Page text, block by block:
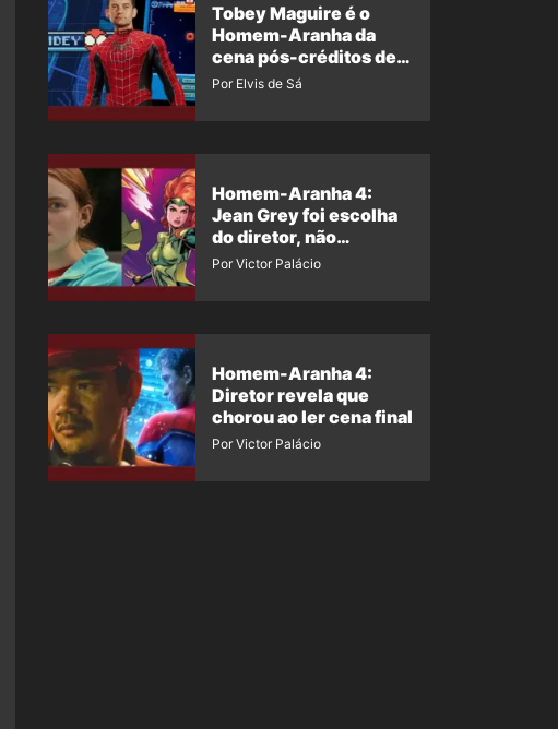
Tobey Maguire é o
Homem-Aranha da
cena pós-créditos de
Um Novo Dia?
Por Elvis de Sá
Homem-Aranha 4:
Jean Grey foi escolha
do diretor, não
imposição da Marvel
Por Victor Palácio
Homem-Aranha 4:
Diretor revela que
chorou ao ler cena final
Por Victor Palácio